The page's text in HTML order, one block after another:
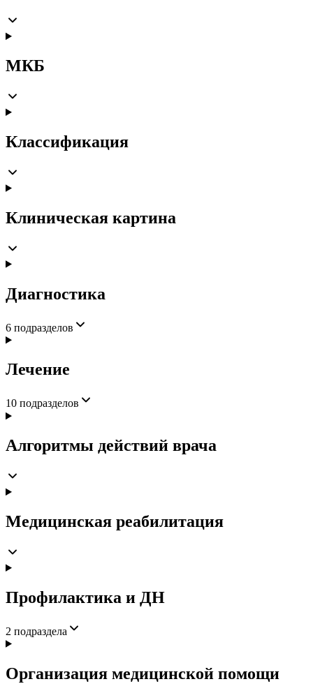
МКБ
Классификация
Клиническая картина
Диагностика
6 подразделов
Лечение
10 подразделов
Алгоритмы действий врача
Медицинская реабилитация
Профилактика и ДН
2 подраздела
Организация медицинской помощи